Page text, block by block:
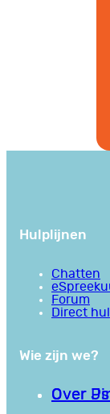
Hulplijnen
Chatten
Forum
Direct
Wie zijn we?
Over
Over